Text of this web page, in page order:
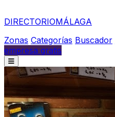
DIRECTORIOMÁLAGA
Zonas Categorías Buscador
empresa gratis